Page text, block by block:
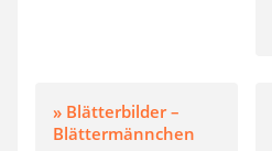
» Blätterbilder –
Blättermännchen